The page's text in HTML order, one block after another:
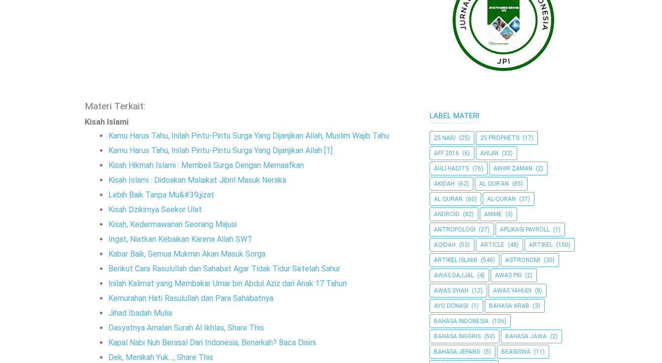
Materi Terkait:
Kisah Islami
Kamu Harus Tahu, Inilah Pintu-Pintu Surga Yang Dijanjikan Allah, Muslim Wajib Tahu
Kamu Harus Tahu, Inilah Pintu-Pintu Surga Yang Dijanjikan Allah [1]
Kisah Hikmah Islami : Membeli Surga Dengan Memaafkan
Kisah Islami : Didoakan Malaikat Jibril Masuk Neraka
Lebih Baik Tanpa Mu&#39;jizat
Kisah Dzikirnya Seekor Ulat
Kisah, Kedermawanan Seorang Majusi
Ingat, Niatkan Kebaikan Karena Allah SWT
Kabar Baik, Semua Mukmin Akan Masuk Sorga
Berikut Cara Rasulullah dan Sahabat Agar Tidak Tidur Setelah Sahur
Inilah Kalimat yang Membakar Umar bin Abdul Aziz dari Anak 17 Tahun
Kemurahan Hati Rasulullah dan Para Sahabatnya
Jihad Ibadah Mulia
Dasyatnya Amalan Surah Al Ikhlas, Share This
Kapal Nabi Nuh Berasal Dari Indonesia, Benarkah? Baca Disini.
Dek, Menikah Yuk…, Share This
LABEL MATERI
25 NABI (25) 25 PROPHETS (17)
AFF 2016 (6) AHLAK (32)
AHLI HADITS (76) AKHIR ZAMAN (2)
AKIDAH (62) AL QUR'AN (85)
AL QURAN (60) AL-QURAN (37)
ANDROID (82) ANIME (3)
ANTROPOLOGI (27) APLIKASI PAYROLL (1)
AQIDAH (53) ARTICLE (48) ARTIKEL (150)
ARTIKEL ISLAMI (540) ASTRONOMI (30)
AWAS DAJJAL (4) AWAS PKI (2)
AWAS SYIAH (12) AWAS YAHUDI (8)
AYO DONASI (1) BAHASA ARAB (3)
BAHASA INDONESIA (106)
BAHASA INGGRIS (50) BAHASA JAWA (2)
BAHASA JEPANG (5) BEASISWA (11)